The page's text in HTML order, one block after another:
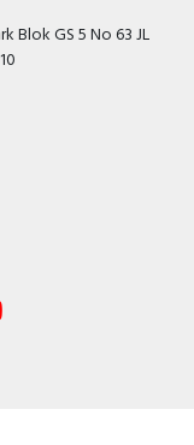
Blok GS 5 No 63 JL